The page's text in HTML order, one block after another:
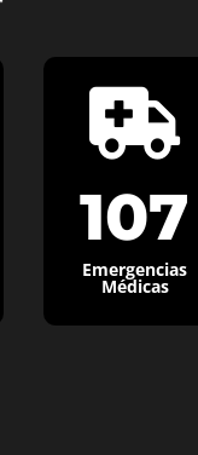

107
Emergencias
Médicas